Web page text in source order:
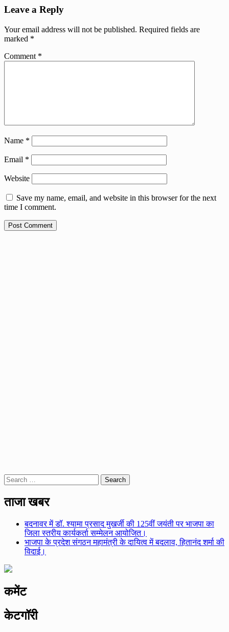
Leave a Reply
Your email address will not be published. Required fields are
marked *
Comment *
Name *
Email *
Website
Save my name, email, and website in this browser for the next
time I comment.
Search
for:
ताजा खबर
बदनावर में डॉ. श्यामा प्रसाद मुखर्जी की 125वीं जयंती पर भाजपा का
जिला स्तरीय कार्यकर्ता सम्मेलन आयोजित।
भाजपा के प्रदेश संगठन महामंत्री के दायित्व में बदलाव, हितानंद शर्मा की
विदाई।
कमेंट
केटगॉरी